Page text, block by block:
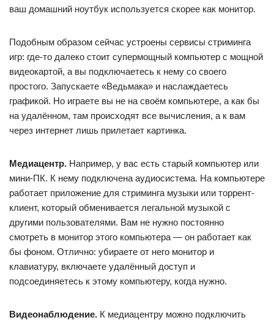
ваш домашний ноутбук используется скорее как монитор.
Подобным образом сейчас устроены сервисы стриминга
игр: где-то далеко стоит супермощный компьютер с мощной
видеокартой, а вы подключаетесь к нему со своего
простого. Запускаете «Ведьмака» и наслаждаетесь
графикой. Но играете вы не на своём компьютере, а как бы
на удалённом, там происходят все вычисления, а к вам
через интернет лишь прилетает картинка.
Медиацентр. Например, у вас есть старый компьютер или
мини-ПК. К нему подключена аудиосистема. На компьютере
работает приложение для стриминга музыки или торрент-
клиент, который обменивается легальной музыкой с
другими пользователями. Вам не нужно постоянно
смотреть в монитор этого компьютера — он работает как
бы фоном. Отлично: убираете от него монитор и
клавиатуру, включаете удалённый доступ и
подсоединяетесь к этому компьютеру, когда нужно.
Видеонаблюдение. К медиацентру можно подключить